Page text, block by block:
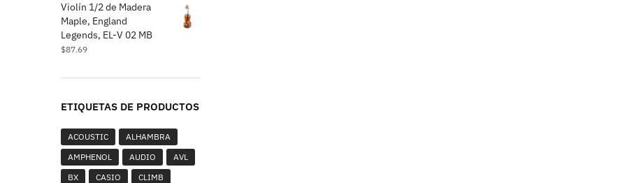
Violín 1/2 de Madera
Maple, England
Legends, EL-V 02 MB
$87.69
ETIQUETAS DE PRODUCTOS
ACOUSTIC
ALHAMBRA
AMPHENOL
AUDIO
AVL
BX
CASIO
CLIMB